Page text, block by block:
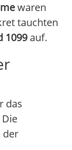
waren
tauchten
1099auf.
das
der